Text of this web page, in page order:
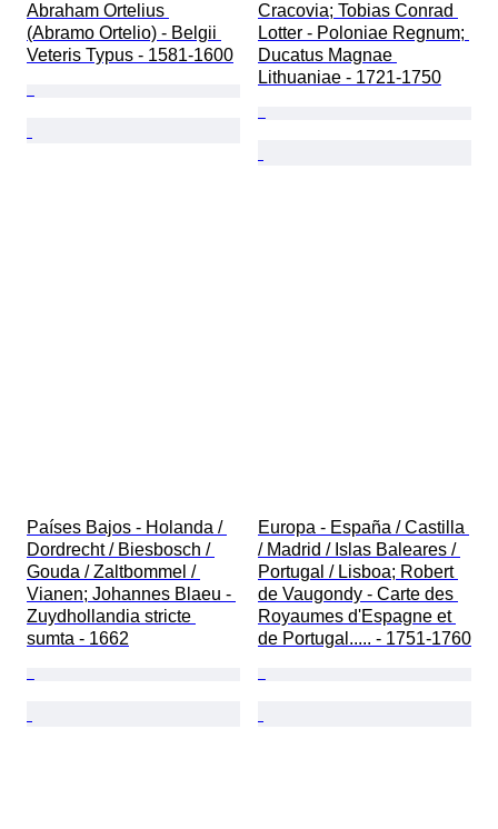
Abraham Ortelius
(Abramo Ortelio) - Belgii
Veteris Typus - 1581-1600
Cracovia; Tobias Conrad
Lotter - Poloniae Regnum;
Ducatus Magnae
Lithuaniae - 1721-1750
Países Bajos - Holanda /
Dordrecht / Biesbosch /
Gouda / Zaltbommel /
Vianen; Johannes Blaeu -
Zuydhollandia stricte
sumta - 1662
Europa - España / Castilla
/ Madrid / Islas Baleares /
Portugal / Lisboa; Robert
de Vaugondy - Carte des
Royaumes d'Espagne et
de Portugal..... - 1751-1760